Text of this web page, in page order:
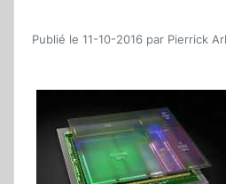
Publié le 11-10-2016 par Pierrick